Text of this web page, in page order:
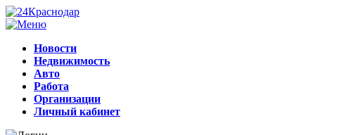
Новости
Недвижимость
Авто
Работа
Организации
Личный кабинет